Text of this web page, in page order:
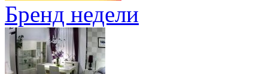
Бренд недели